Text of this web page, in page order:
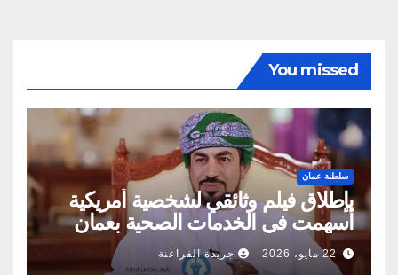
You missed
سلطنة عمان
بإطلاق فيلم وثائقي لشخصية أمريكية
أسهمت في الخدمات الصحية بعمان
22 مايو، 2026 جريدة الفراعنة